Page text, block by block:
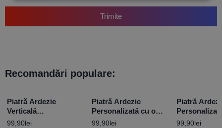
Trimite
Recomandări populare:
Piatră Ardezie
Verticală
Personalizată cu
99,90lei
Piatră Ardezie
Personalizată cu o
poză și mesaj –
99,90lei
Piatră
poze și
99,90lei